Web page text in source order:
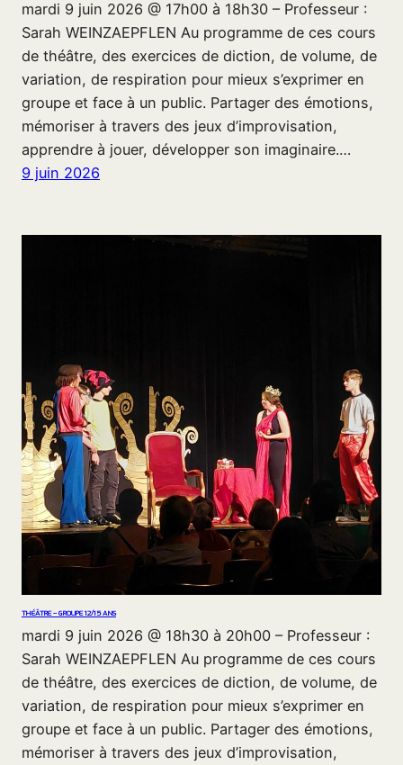
mardi 9 juin 2026 @ 17h00 à 18h30 – Professeur :
Sarah WEINZAEPFLEN Au programme de ces cours
de théâtre, des exercices de diction, de volume, de
variation, de respiration pour mieux s’exprimer en
groupe et face à un public. Partager des émotions,
mémoriser à travers des jeux d’improvisation,
apprendre à jouer, développer son imaginaire.…
9 juin 2026
THÉÂTRE – GROUPE 12/15 ANS
mardi 9 juin 2026 @ 18h30 à 20h00 – Professeur :
Sarah WEINZAEPFLEN Au programme de ces cours
de théâtre, des exercices de diction, de volume, de
variation, de respiration pour mieux s’exprimer en
groupe et face à un public. Partager des émotions,
mémoriser à travers des jeux d’improvisation,